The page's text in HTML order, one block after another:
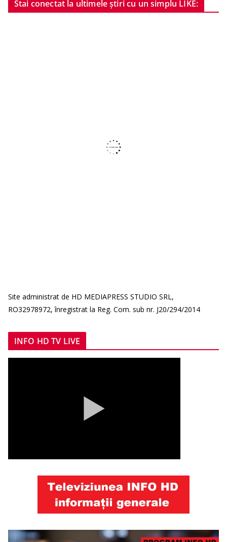
Stai conectat la ultimele știri cu un simplu LIKE:
Site administrat de HD MEDIAPRESS STUDIO SRL,
RO32978972, înregistrat la Reg. Com. sub nr. J20/294/2014
INFO HD TV LIVE